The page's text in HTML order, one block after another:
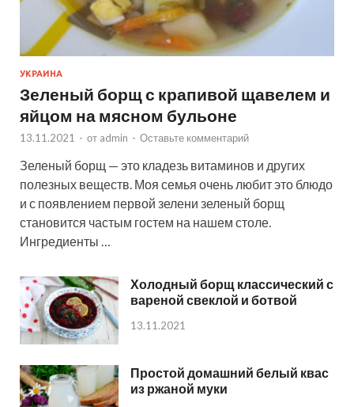
УКРАИНА
Зеленый борщ с крапивой щавелем и
яйцом на мясном бульоне
13.11.2021 - от admin - Оставьте комментарий
Зеленый борщ — это кладезь витаминов и других
полезных веществ. Моя семья очень любит это блюдо
и с появлением первой зелени зеленый борщ
становится частым гостем на нашем столе.
Ингредиенты …
Холодный борщ классический с
вареной свеклой и ботвой
13.11.2021
Простой домашний белый квас
из ржаной муки